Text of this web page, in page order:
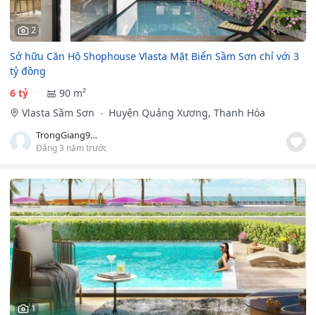
2
Sở hữu Căn Hộ Shophouse Vlasta Mặt Biển Sầm Sơn chỉ với 3
tỷ đồng
6 tỷ
90 m²
Vlasta Sầm Sơn
Huyện Quảng Xương, Thanh Hóa
TrongGiang90bds
Đăng 3 năm trước
1